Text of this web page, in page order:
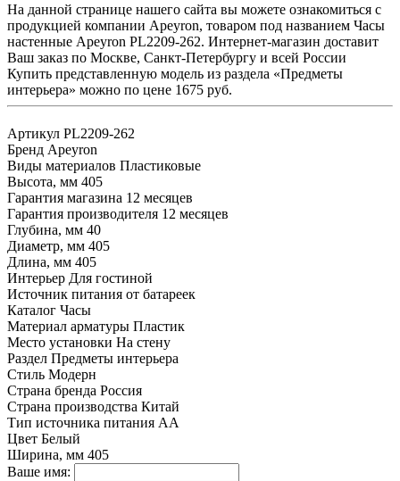
На данной странице нашего сайта вы можете ознакомиться с
продукцией компании Apeyron, товаром под названием Часы
настенные Apeyron PL2209-262. Интернет-магазин доставит
Ваш заказ по Москве, Санкт-Петербургу и всей России
Купить представленную модель из раздела «Предметы
интерьера» можно по цене 1675 руб.
Артикул PL2209-262
Бренд Apeyron
Виды материалов Пластиковые
Высота, мм 405
Гарантия магазина 12 месяцев
Гарантия производителя 12 месяцев
Глубина, мм 40
Диаметр, мм 405
Длина, мм 405
Интерьер Для гостиной
Источник питания от батареек
Каталог Часы
Материал арматуры Пластик
Место установки На стену
Раздел Предметы интерьера
Стиль Модерн
Страна бренда Россия
Страна производства Китай
Тип источника питания AA
Цвет Белый
Ширина, мм 405
Ваше имя: